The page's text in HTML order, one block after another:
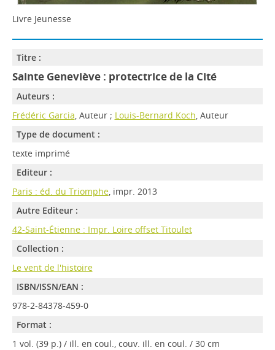
Livre Jeunesse
Titre :
Sainte Geneviève : protectrice de la Cité
Auteurs :
Frédéric Garcia, Auteur ; Louis-Bernard Koch, Auteur
Type de document :
texte imprimé
Editeur :
Paris : éd. du Triomphe, impr. 2013
Autre Editeur :
42-Saint-Étienne : Impr. Loire offset Titoulet
Collection :
Le vent de l'histoire
ISBN/ISSN/EAN :
978-2-84378-459-0
Format :
1 vol. (39 p.) / ill. en coul., couv. ill. en coul. / 30 cm